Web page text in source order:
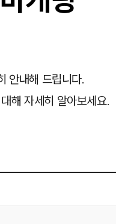
안내해 드립니다.
해 자세히 알아보세요.